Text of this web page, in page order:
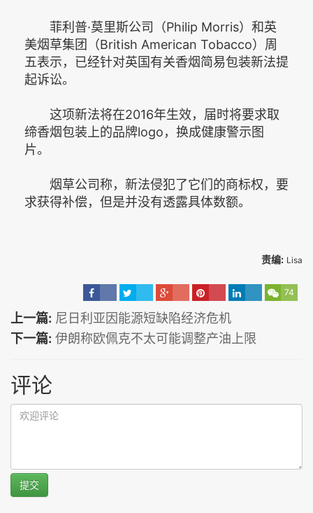
菲利普·莫里斯公司（Philip Morris）和英
美烟草集团（British American Tobacco）周
五表示，已经针对英国有关香烟简易包装新法提
起诉讼。
这项新法将在2016年生效，届时将要求取
缔香烟包装上的品牌logo，换成健康警示图
片。
烟草公司称，新法侵犯了它们的商标权，要
求获得补偿，但是并没有透露具体数额。
责编: Lisa
74
上一篇: 尼日利亚因能源短缺陷经济危机
下一篇: 伊朗称欧佩克不太可能调整产油上限
评论
提交